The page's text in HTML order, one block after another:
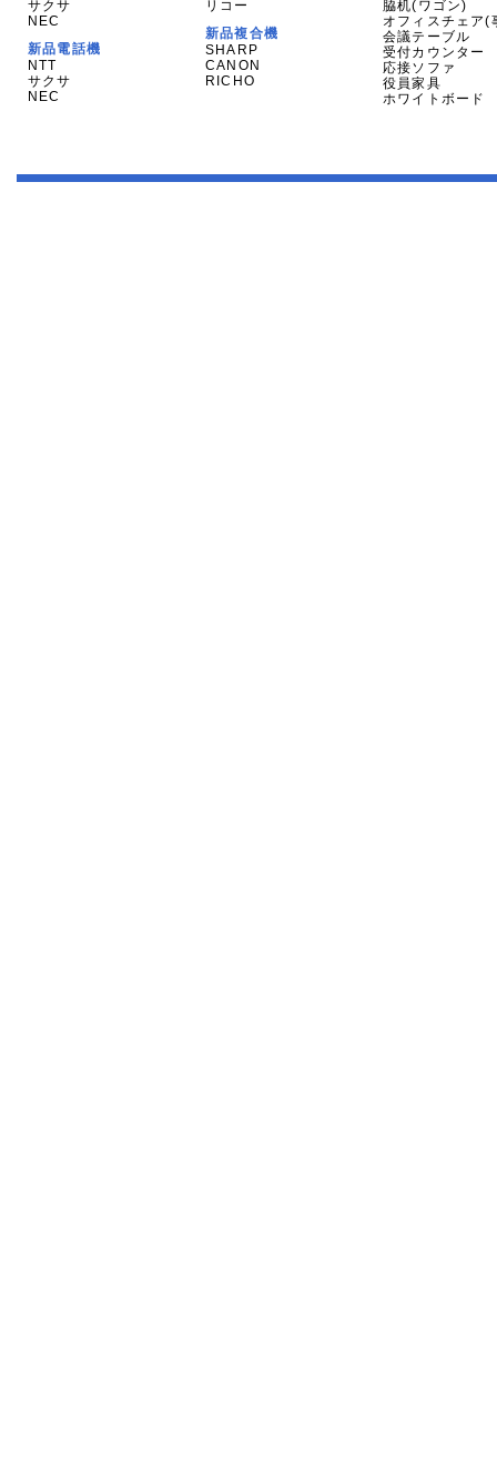
サクサ
NEC
新品電話機
NTT
サクサ
NEC
リコー
新品複合機
SHARP
CANON
RICHO
脇机(ワゴン)
オフィスチェア(
会議テーブル
受付カウンター
応接ソファ
役員家具
ホワイトボード